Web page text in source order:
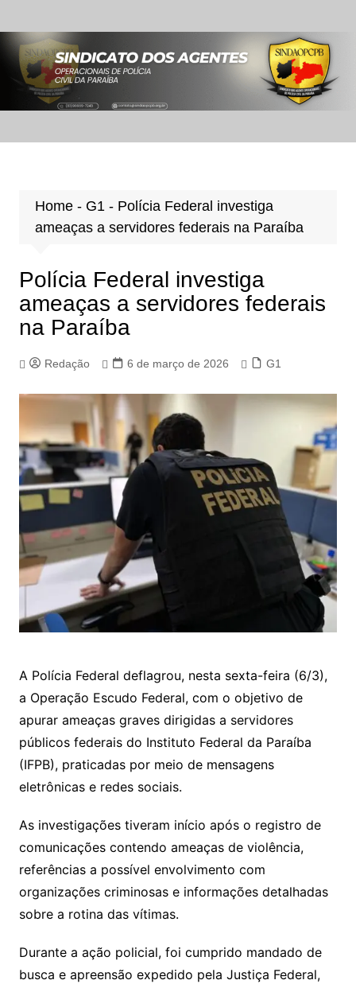
para
conteúdo
Home- G1 - Polícia Federal investiga
ameaças a servidores federais na Paraíba
Polícia Federal investiga
ameaças a servidores federais
na Paraíba
Redação 6 de março de 2026 G1
A Polícia Federal deflagrou, nesta sexta-feira (6/3),
a Operação Escudo Federal, com o objetivo de
apurar ameaças graves dirigidas a servidores
públicos federais do Instituto Federal da Paraíba
(IFPB), praticadas por meio de mensagens
eletrônicas e redes sociais.
As investigações tiveram início após o registro de
comunicações contendo ameaças de violência,
referências a possível envolvimento com
organizações criminosas e informações detalhadas
sobre a rotina das vítimas.
Durante a ação policial, foi cumprido mandado de
busca e apreensão expedido pela Justiça Federal,